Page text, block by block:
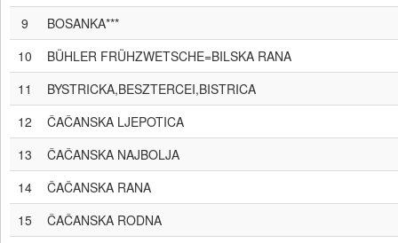
9
BOSANKA***
10
BÜHLER FRÜHZWETSCHE=BILSKA RANA
11
BYSTRICKA,BESZTERCEI,BISTRICA
12
ČAČANSKA LJEPOTICA
13
ČAČANSKA NAJBOLJA
14
ČAČANSKA RANA
15
ČAČANSKA RODNA